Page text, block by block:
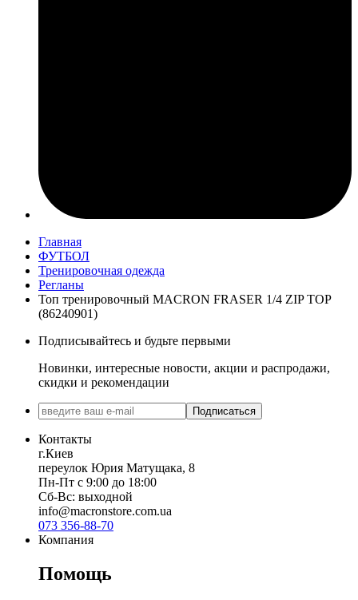
Главная
ФУТБОЛ
Тренировочная одежда
Регланы
Топ тренировочный MACRON FRASER 1/4 ZIP TOP
(86240901)
Подписывайтесь и будьте первыми
Новинки, интересные новости, акции и распродажи,
скидки и рекомендации
Подписаться
Контакты
г.Киев
переулок Юрия Матущака, 8
Пн-Пт с 9:00 до 18:00
Сб-Вс: выходной
info@macronstore.com.ua
073 356-88-70
Компания
Помощь